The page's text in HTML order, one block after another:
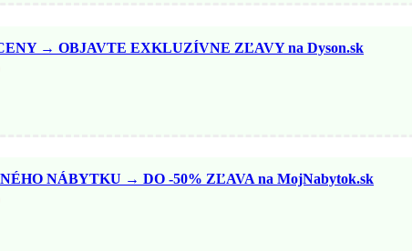
→ OBJAVTE EXKLUZÍVNE ZĽAVY na Dyson.sk
NÁBYTKU → DO -50% ZĽAVA na MojNabytok.sk